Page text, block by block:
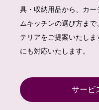
具・収納用品から、カ
ムキッチンの選び方ま
テリアをご提案いたし
にも対応いたします。
サービ